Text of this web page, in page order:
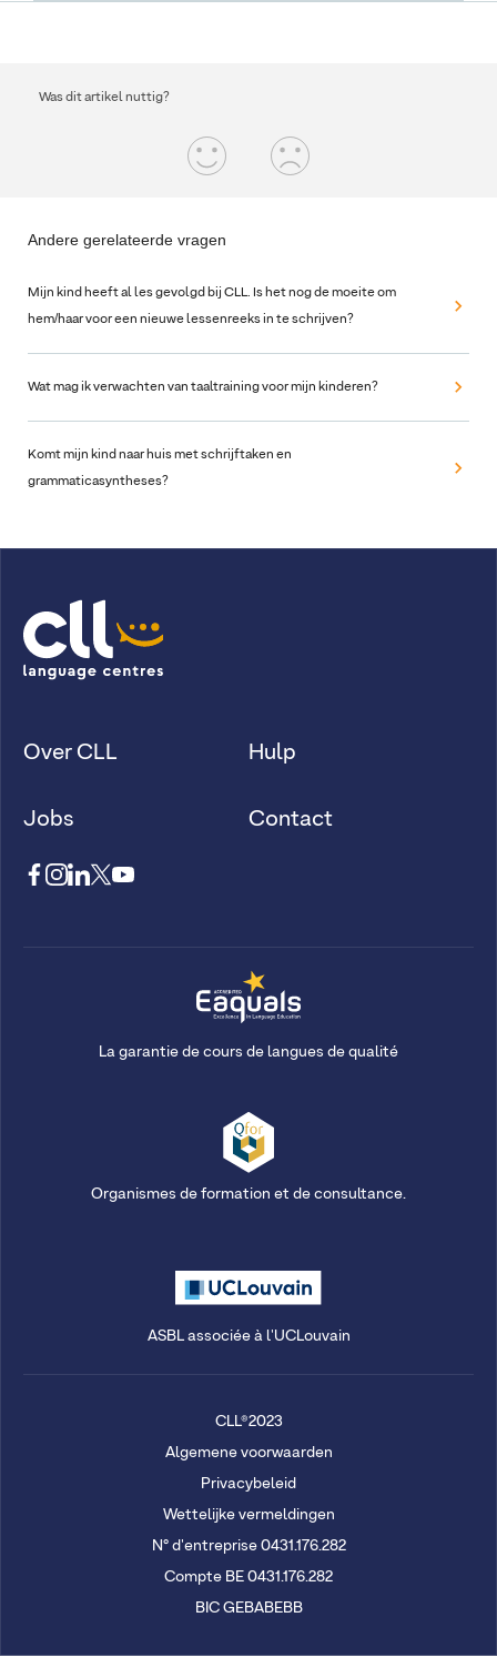
Was dit artikel nuttig?
Andere gerelateerde vragen
Mijn kind heeft al les gevolgd bij CLL. Is het nog de moeite om
hem/haar voor een nieuwe lessenreeks in te schrijven?
Wat mag ik verwachten van taaltraining voor mijn kinderen?
Komt mijn kind naar huis met schrijftaken en
grammaticasyntheses?
Over CLL
Jobs
Hulp
Contact
La garantie de cours de langues de qualité
Organismes de formation et de consultance.
ASBL associée à l'UCLouvain
CLL®2023
Algemene voorwaarden
Privacybeleid
Wettelijke vermeldingen
N° d'entreprise 0431.176.282
Compte BE 0431.176.282
BIC GEBABEBB